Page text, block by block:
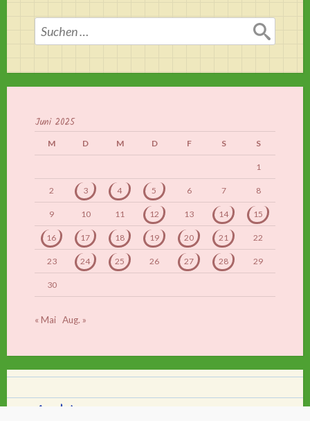
Suchen
nach:
Juni 2025
M D M D F S S
1
2 3 4 5 6 7 8
9 10 11 12 13 14 15
16 17 18 19 20 21 22
23 24 25 26 27 28 29
30
« Mai Aug. »
Archiv